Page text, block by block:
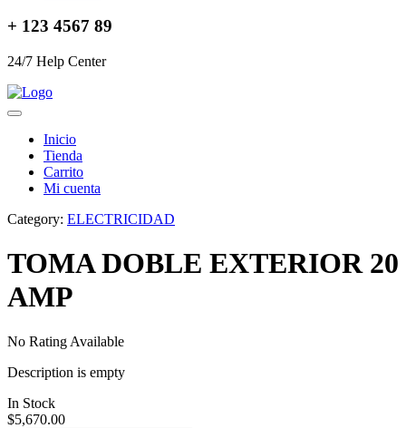
+ 123 4567 89
24/7 Help Center
Inicio
Tienda
Carrito
Mi cuenta
Category: ELECTRICIDAD
TOMA DOBLE EXTERIOR 20
AMP
No Rating Available
Description is empty
In Stock
$5,670.00